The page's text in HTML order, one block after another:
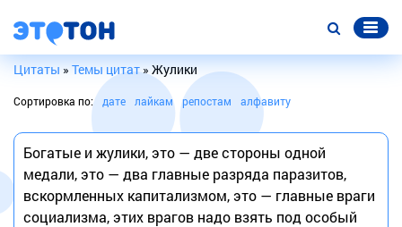
Цитаты » Темы цитат» Жулики
Сортировка по: дате лайкам репостам алфавиту
Богатые и жулики, это — две стороны одной
медали, это — два главные разряда паразитов,
вскормленных капитализмом, это — главные враги
социализма, этих врагов надо взять под особый